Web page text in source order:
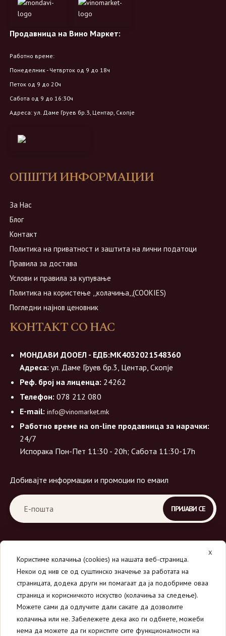
Продавница на Вино Маркет:
Работно време:
Понеделник - Четврток од 9 до 18ч
Петок од 9 до 20ч
Сабота од 9 до 16:30ч
Адреса: ул. Даме Груев бр.3, Центар, Скопје
ОПШТИ ИНФОРМАЦИИ
За Нас
Блог
Контакт
Политика на приватност и заштита на лични податоци
Правила за достава
Услови и правила за купување
Политика на користење ,,колачиња,,(COOKIES)
Погледни најнов ценовник
КОНТАКТ СО НАС
МОНДАВИ ДООЕЛ - ЕДБ:МК4032021548360
Адреса: ул. Даме Груев бр.3, Центар, Скопје
Реф. број на лиценца: 24262
Телефон: 078 212 080
E-mail: info@vinomarket.mk
Работно време на on-line продавница за нарачки:
24/7
Испорака Пон-Пет 11:30 - 20h; Сабота 11:30-17h
Добивајте информации и промоции по емаил
© 2026Вино Маркет - МОНДАВИ ДООЕЛ.
Сите права се задржани.
X
Користиме колачиња (cookies) на нашата веб-страница.
Некои од нив се од суштинско значење за работата на
страницата, додека други ни помагаат да ја подобриме оваа
страница и корисничкото искуство (колачиња за следење).
Можете сами да одлучите дали сакате да дозволите
колачиња или не. Забележете дека ако ги одбиете, можеби
нема да можете да ги користите сите функционалности на